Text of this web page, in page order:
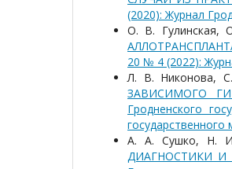
(2020): Журнал
О. В. Гулинская,
20 № 4 (2022):
Л. В. Никонова,
ЗАВИСИМОГО
Гродненского
государственного
А. А. Сушко, Н.
ДИАГНОСТИКИ И